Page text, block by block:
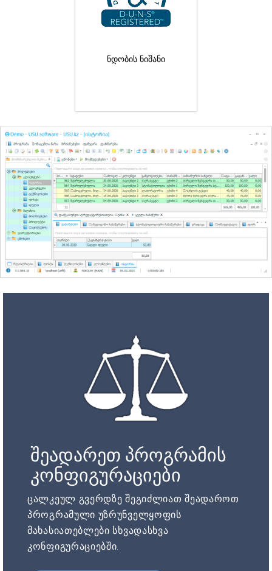
ნდობის ნიშანი
შეადარეთ პროგრამის
კონფიგურაციები
ცალკეულ გვერდზე შეგიძლიათ შეადაროთ
პროგრამული უზრუნველყოფის
მახასიათებლები სხვადასხვა
კონფიგურაციებში.